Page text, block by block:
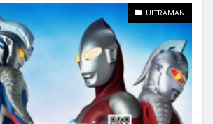
ULTRAMAN